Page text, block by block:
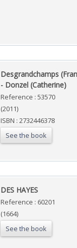
‎Desgrandchamps
- Donzel (Catherine)‎
Reference : 53570
(2011)
ISBN : 2732446378
See the book
‎DES HAYES‎
Reference : 60201
(1664)
See the book